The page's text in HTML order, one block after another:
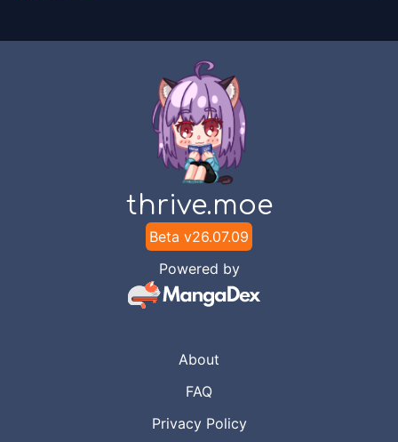
thrive.moe
Beta v26.07.09
Powered by
About
FAQ
Privacy Policy